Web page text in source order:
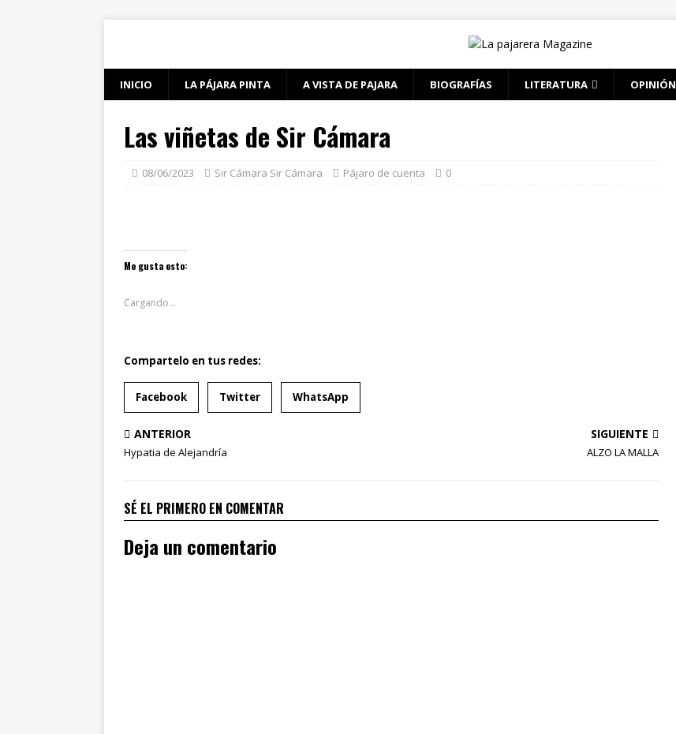
INICIO LA PÁJARA PINTA A VISTA DE PAJARA BIOGRAFÍAS LITERATURA OPINIÓN
Las viñetas de Sir Cámara
08/06/2023 Sir Cámara Sir Cámara Pájaro de cuenta 0
Me gusta esto:
Cargando...
Compartelo en tus redes:
Facebook Twitter WhatsApp
ANTERIOR
Hypatia de Alejandría
SIGUIENTE
ALZO LA MALLA
SÉ EL PRIMERO EN COMENTAR
Deja un comentario